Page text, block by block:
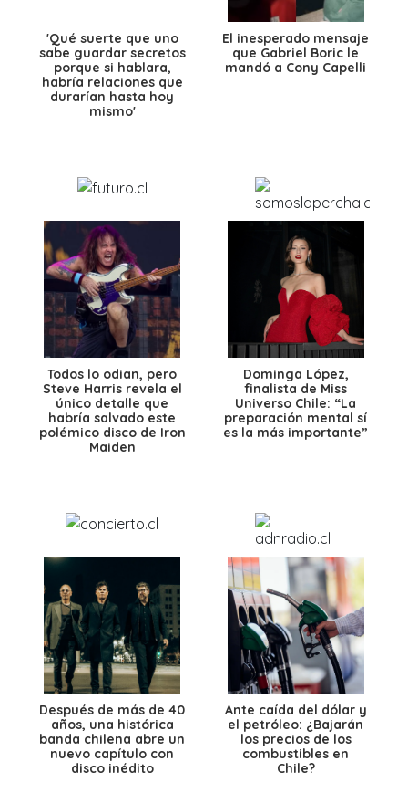
'Qué suerte que uno
sabe guardar secretos
porque si hablara,
habría relaciones que
durarían hasta hoy
mismo'
El inesperado mensaje
que Gabriel Boric le
mandó a Cony Capelli
Todos lo odian, pero
Steve Harris revela el
único detalle que
habría salvado este
polémico disco de Iron
Maiden
Dominga López,
finalista de Miss
Universo Chile: “La
preparación mental sí
es la más importante”
Después de más de 40
años, una histórica
banda chilena abre un
nuevo capítulo con
disco inédito
Ante caída del dólar y
el petróleo: ¿Bajarán
los precios de los
combustibles en
Chile?